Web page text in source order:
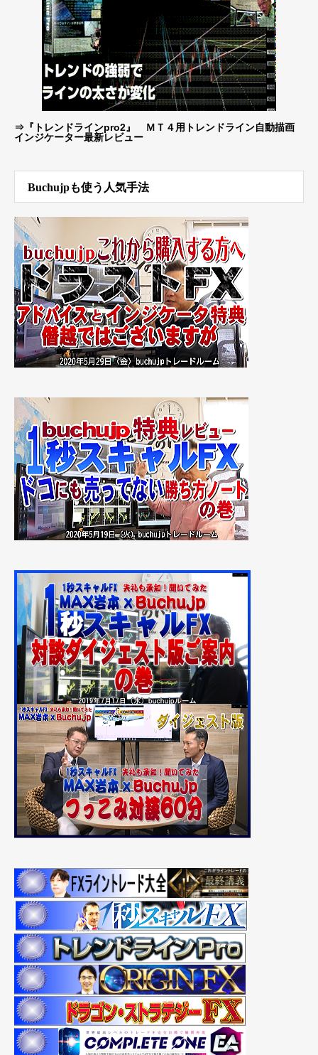
⇒ 『トレンドラインpro2』 ＭＴ４用トレンドライン自動描画
インジケーター最新レビュー
Buchujpも使う人気手法